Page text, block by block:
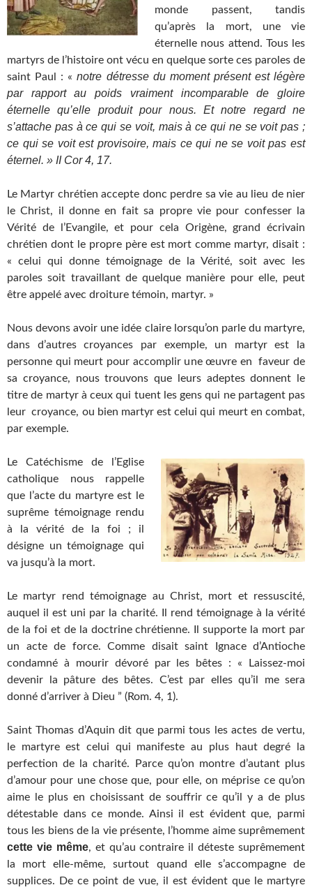
monde passent, tandis
qu’après la mort, une vie
éternelle nous attend. Tous les
martyrs de l’histoire ont vécu en quelque sorte ces paroles de
saint Paul : «notre détresse du moment présent est légère
par rapport au poids vraiment incomparable de gloire
éternelle qu’elle produit pour nous. Et notre regard ne
s’attache pas à ce qui se voit, mais à ce qui ne se voit pas ;
ce qui se voit est provisoire, mais ce qui ne se voit pas est
éternel. » II Cor 4, 17.
Le Martyr chrétien accepte donc perdre sa vie au lieu de nier
le Christ, il donne en fait sa propre vie pour confesser la
Vérité de l’Evangile, et pour cela Origène, grand écrivain
chrétien dont le propre père est mort comme martyr, disait :
« celui qui donne témoignage de la Vérité, soit avec les
paroles soit travaillant de quelque manière pour elle, peut
être appelé avec droiture témoin, martyr. »
Nous devons avoir une idée claire lorsqu’on parle du martyre,
dans d’autres croyances par exemple, un martyr est la
personne qui meurt pour accomplir une œuvre en faveur de
sa croyance, nous trouvons que leurs adeptes donnent le
titre de martyr à ceux qui tuent les gens qui ne partagent pas
leur croyance, ou bien martyr est celui qui meurt en combat,
par exemple.
Le Catéchisme de l’Eglise
catholique nous rappelle
que l’acte du martyre est le
suprême témoignage rendu
à la vérité de la foi ; il
désigne un témoignage qui
va jusqu’à la mort.
Le martyr rend témoignage au Christ, mort et ressuscité,
auquel il est uni par la charité. Il rend témoignage à la vérité
de la foi et de la doctrine chrétienne. Il supporte la mort par
un acte de force. Comme disait saint Ignace d’Antioche
condamné à mourir dévoré par les bêtes : « Laissez-moi
devenir la pâture des bêtes. C’est par elles qu’il me sera
donné d’arriver à Dieu ” (Rom. 4, 1).
Saint Thomas d’Aquin dit que parmi tous les actes de vertu,
le martyre est celui qui manifeste au plus haut degré la
perfection de la charité. Parce qu’on montre d’autant plus
d’amour pour une chose que, pour elle, on méprise ce qu’on
aime le plus en choisissant de souffrir ce qu’il y a de plus
détestable dans ce monde. Ainsi il est évident que, parmi
tous les biens de la vie présente, l’homme aime suprêmement
cette vie même, et qu’au contraire il déteste suprêmement
la mort elle-même, surtout quand elle s’accompagne de
supplices. De ce point de vue, il est évident que le martyre